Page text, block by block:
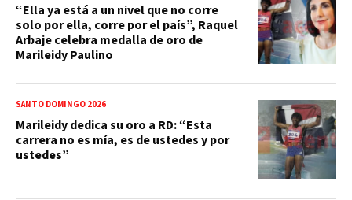
“Ella ya está a un nivel que no corre
solo por ella, corre por el país”, Raquel
Arbaje celebra medalla de oro de
Marileidy Paulino
SANTO DOMINGO 2026
Marileidy dedica su oro a RD: “Esta
carrera no es mía, es de ustedes y por
ustedes”